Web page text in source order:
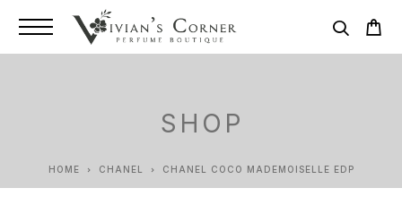
SHOP
HOME CHANEL CHANEL COCO MADEMOISELLE EDP